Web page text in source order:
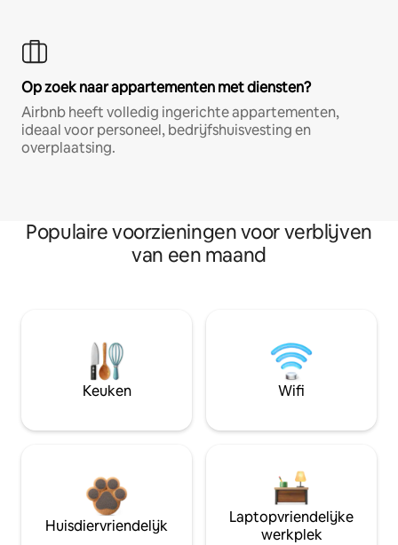
Op zoek naar appartementen met diensten?
Airbnb heeft volledig ingerichte appartementen,
ideaal voor personeel, bedrijfshuisvesting en
overplaatsing.
Populaire voorzieningen voor verblijven
van een maand
Keuken Wifi
Huisdiervriendelijk
Laptopvriendelijke
werkplek